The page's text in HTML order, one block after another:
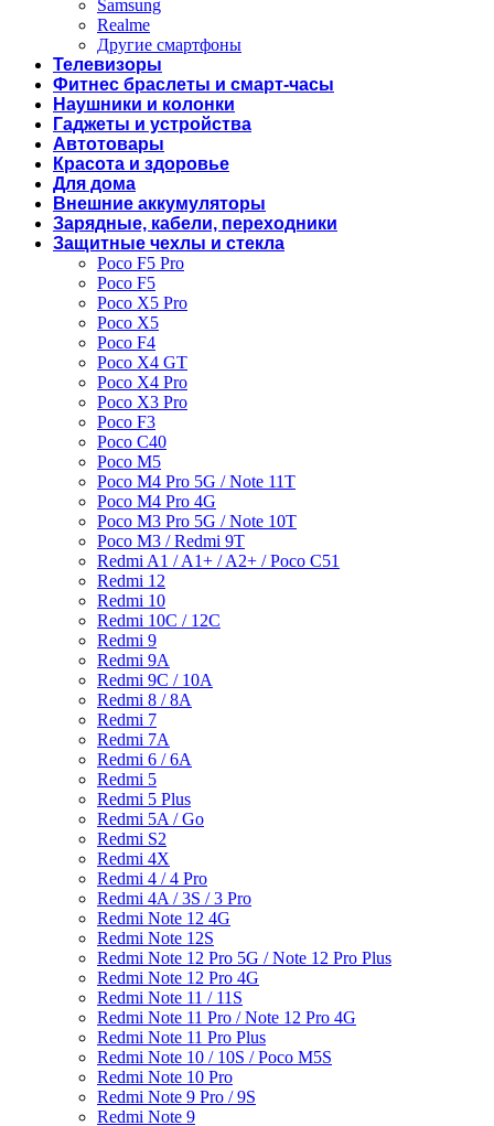
Samsung
Realme
Другие смартфоны
Телевизоры
Фитнес браслеты и смарт-часы
Наушники и колонки
Гаджеты и устройства
Автотовары
Красота и здоровье
Для дома
Внешние аккумуляторы
Зарядные, кабели, переходники
Защитные чехлы и стекла
Poco F5 Pro
Poco F5
Poco X5 Pro
Poco X5
Poco F4
Poco X4 GT
Poco X4 Pro
Poco X3 Pro
Poco F3
Poco C40
Poco M5
Poco M4 Pro 5G / Note 11T
Poco M4 Pro 4G
Poco M3 Pro 5G / Note 10T
Poco M3 / Redmi 9T
Redmi A1 / A1+ / A2+ / Poco C51
Redmi 12
Redmi 10
Redmi 10C / 12C
Redmi 9
Redmi 9A
Redmi 9C / 10A
Redmi 8 / 8A
Redmi 7
Redmi 7A
Redmi 6 / 6A
Redmi 5
Redmi 5 Plus
Redmi 5A / Go
Redmi S2
Redmi 4X
Redmi 4 / 4 Pro
Redmi 4A / 3S / 3 Pro
Redmi Note 12 4G
Redmi Note 12S
Redmi Note 12 Pro 5G / Note 12 Pro Plus
Redmi Note 12 Pro 4G
Redmi Note 11 / 11S
Redmi Note 11 Pro / Note 12 Pro 4G
Redmi Note 11 Pro Plus
Redmi Note 10 / 10S / Poco M5S
Redmi Note 10 Pro
Redmi Note 9 Pro / 9S
Redmi Note 9